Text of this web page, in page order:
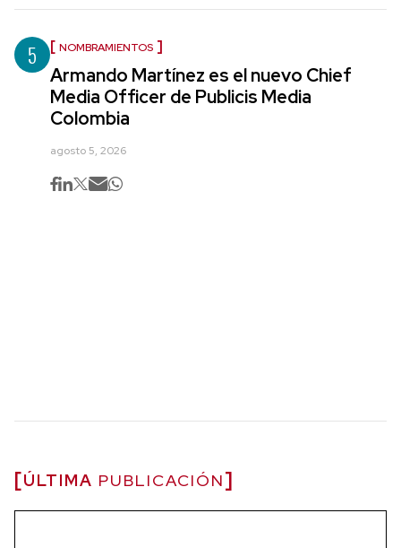
5 NOMBRAMIENTOS
Armando Martínez es el nuevo Chief
Media Officer de Publicis Media
Colombia
agosto 5, 2026
ÚLTIMA PUBLICACIÓN